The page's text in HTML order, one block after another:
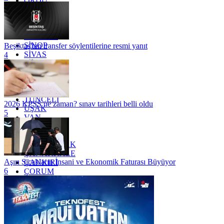
OSMANİYE
RİZE
SAKARYA
SİNOP
SİVAS
SİİRT
TEKİRDAĞ
TOKAT
TRABZON
TUNCELİ
UŞAK
VAN
YALOVA
YOZGAT
ZONGULDAK
ÇANAKKALE
ÇANKIRI
ÇORUM
İSTANBUL
İZMİR
ŞANLIURFA
ŞIRNAK
Beşiktaş'tan transfer söylentilerine resmi yanıt
4
2026 KPSS ne zaman? sınav tarihleri belli oldu
5
Aşırı Sıcakların İnsani ve Ekonomik Faturası Büyüyor
6